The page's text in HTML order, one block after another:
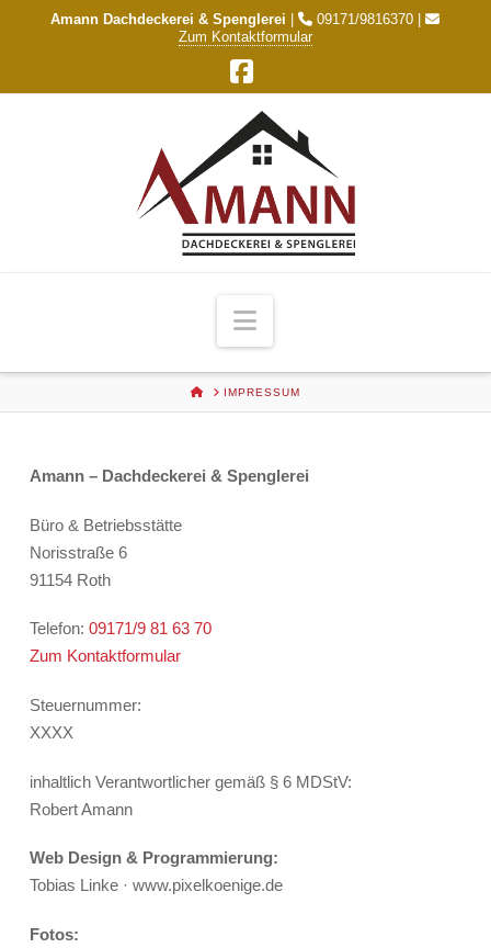
Amann Dachdeckerei & Spenglerei |
09171/9816370 |
Zum Kontaktformular
Facebook
Navigation
HOMEIMPRESSUM
Amann – Dachdeckerei & Spenglerei
Büro & Betriebsstätte
Norisstraße 6
91154 Roth
Telefon: 09171/9 81 63 70
Zum Kontaktformular
Steuernummer:
XXXX
inhaltlich Verantwortlicher gemäß § 6 MDStV:
Robert Amann
Web Design & Programmierung:
Tobias Linke · www.pixelkoenige.de
Fotos: